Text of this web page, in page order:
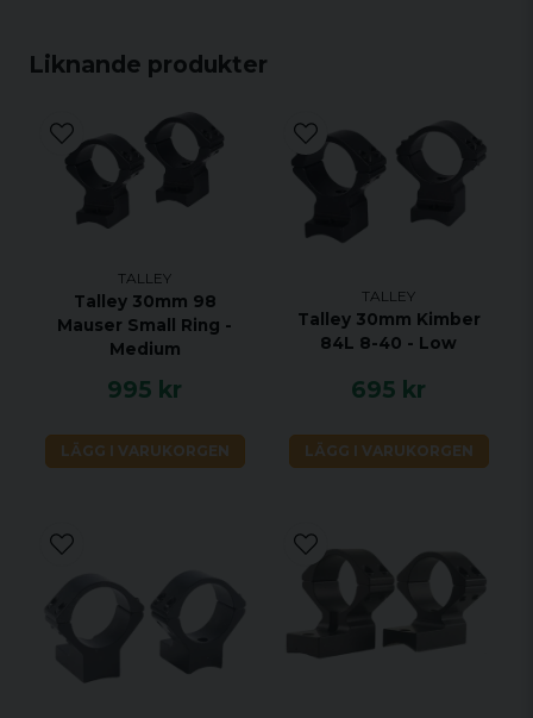
Liknande produkter
TALLEY
Talley 30mm 98
Mauser Small Ring -
Medium
995 kr
LÄGG I VARUKORGEN
TALLEY
Talley 30mm Kimber
84L 8-40 - Low
695 kr
LÄGG I VARUKORGEN